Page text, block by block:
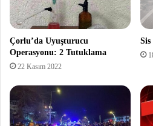
Çorlu’da Uyuşturucu
Operasyonu: 2 Tutuklama
22 Kasım 2022
Sis